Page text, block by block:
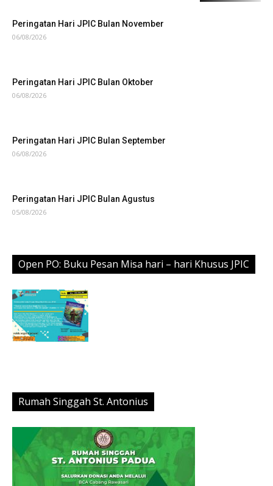
Peringatan Hari JPIC Bulan November
06/08/2026
Peringatan Hari JPIC Bulan Oktober
06/08/2026
Peringatan Hari JPIC Bulan September
06/08/2026
Peringatan Hari JPIC Bulan Agustus
05/08/2026
Open PO: Buku Pesan Misa hari – hari Khusus JPIC
Rumah Singgah St. Antonius